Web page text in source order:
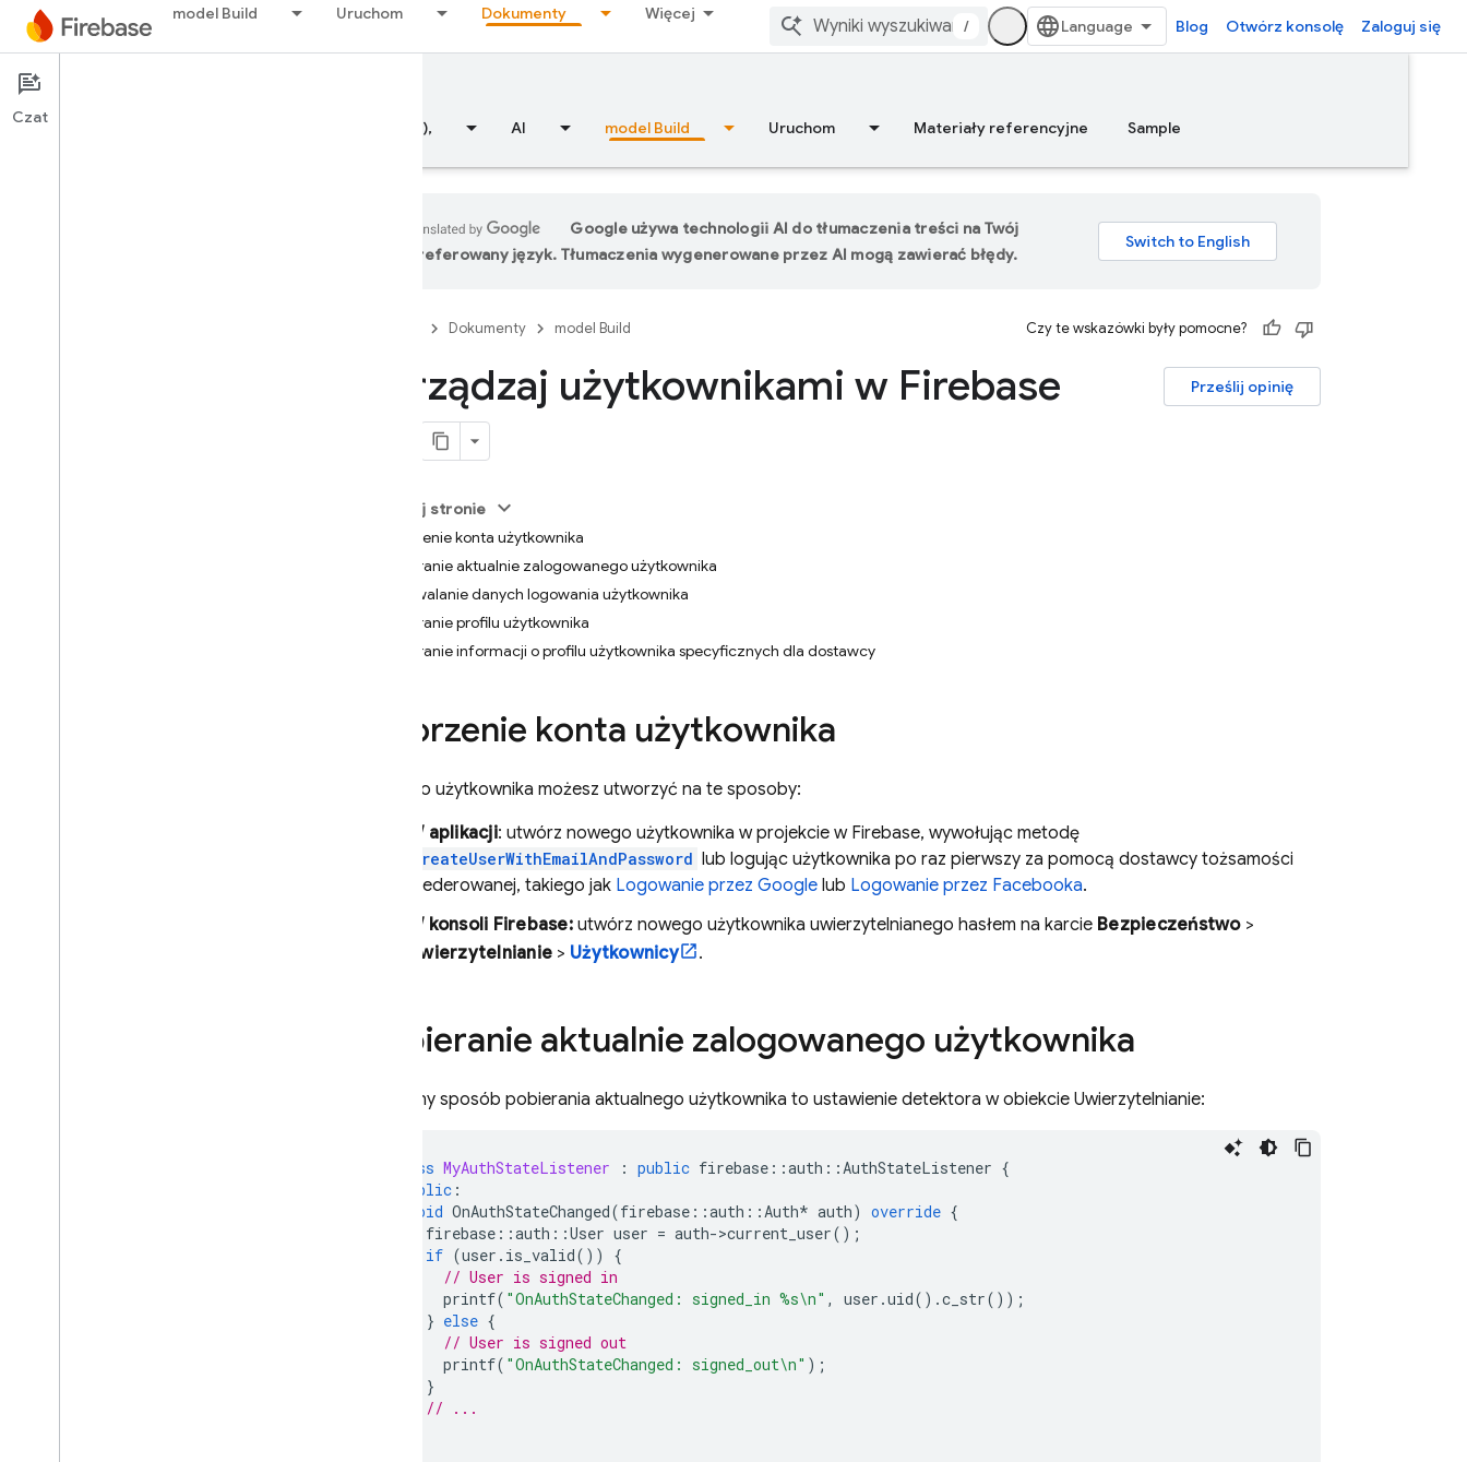
model Build Uruchom Dokumenty Więcej
/ Blog Otwórz konsolę Zaloguj się
Dokumentacja
Przegląd Fundamentals (Podstawowe informacje), AI model Build Uruchom Materiały referencyjne Sample
Google używa technologii AI do tłumaczenia treści na Twój
preferowany język. Tłumaczenia wygenerowane przez AI mogą zawierać błędy.
Dokumenty model Build Czy te wskazówki były pomocne?
Prześlij opinię
Zarządzaj użytkownikami w Firebase
Na tej stronie
Tworzenie konta użytkownika
Pobieranie aktualnie zalogowanego użytkownika
Utrwalanie danych logowania użytkownika
Pobieranie profilu użytkownika
Pobieranie informacji o profilu użytkownika specyficznych dla dostawcy
Tworzenie konta użytkownika
Nowego użytkownika możesz utworzyć na te sposoby:
W aplikacji: utwórz nowego użytkownika w projekcie w Firebase, wywołując metodę
CreateUserWithEmailAndPassword lub logując użytkownika po raz pierwszy za pomocą dostawcy tożsamości
sfederowanej, takiego jak Logowanie przez Google lub Logowanie przez Facebooka.
W konsoli Firebase: utwórz nowego użytkownika uwierzytelnianego hasłem na karcie Bezpieczeństwo>
Uwierzytelnianie > Użytkownicy .
Pobieranie aktualnie zalogowanego użytkownika
Zalecany sposób pobierania aktualnego użytkownika to ustawienie detektora w obiekcie Uwierzytelnianie:
class MyAuthStateListener : public firebase ::auth ::AuthStateListener {
public :
void OnAuthStateChanged(firebase ::auth ::Auth* auth) override {
firebase ::auth ::User user = auth->current_user();
if (user . is_valid())
{
// User is signed in
printf( "OnAuthStateChanged: signed_in %s\n" , user .uid().c_str());
} else {
// User is signed out
printf( "OnAuthStateChanged: signed_out\n" );
}
// ...
Czat